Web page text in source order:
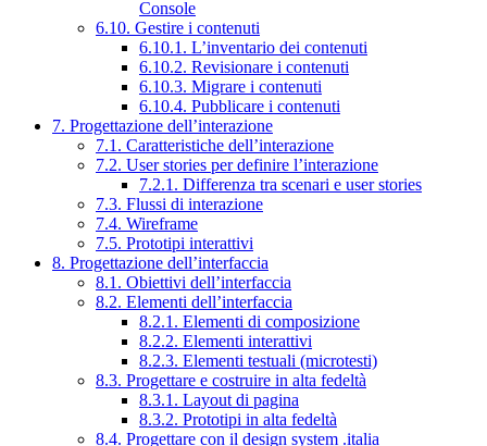
Console
6.10. Gestire i contenuti
6.10.1. L’inventario dei contenuti
6.10.2. Revisionare i contenuti
6.10.3. Migrare i contenuti
6.10.4. Pubblicare i contenuti
7. Progettazione dell’interazione
7.1. Caratteristiche dell’interazione
7.2. User stories per definire l’interazione
7.2.1. Differenza tra scenari e user stories
7.3. Flussi di interazione
7.4. Wireframe
7.5. Prototipi interattivi
8. Progettazione dell’interfaccia
8.1. Obiettivi dell’interfaccia
8.2. Elementi dell’interfaccia
8.2.1. Elementi di composizione
8.2.2. Elementi interattivi
8.2.3. Elementi testuali (microtesti)
8.3. Progettare e costruire in alta fedeltà
8.3.1. Layout di pagina
8.3.2. Prototipi in alta fedeltà
8.4. Progettare con il design system .italia